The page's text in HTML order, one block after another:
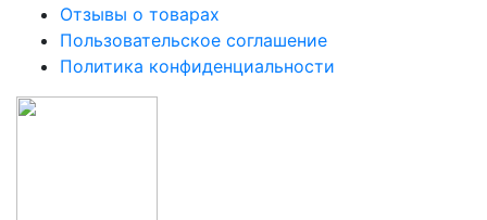
Отзывы о товарах
Пользовательское соглашение
Политика конфиденциальности